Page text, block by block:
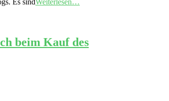
Es sindWeiterlesen…
beim Kauf des